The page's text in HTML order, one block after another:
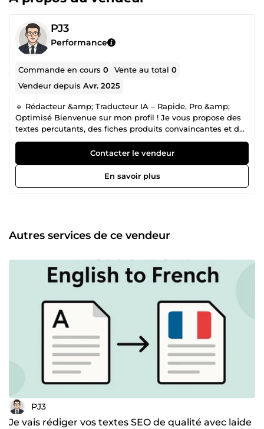
PJ3
Performance
Commande en cours0 Vente au total0
Vendeur depuisAvr. 2025
🔹 Rédacteur &amp; Traducteur IA – Rapide, Pro &amp;
Optimisé Bienvenue sur mon profil ! Je vous propose des
textes percutants, des fiches produits convaincantes et des
contenus optimisés SEO grâce à l’intelligence artificielle. ➡️
Livraison rapide, respect des délais et qualité garantie. 🎯
J’aide mes clients à booster leur visibilité et leurs ventes
avec des contenus uniques, clairs et adaptés à leurs
besoins. Mes atouts : ✅ Rédaction SEO ✅ Traduction
Contacter le vendeur
En savoir plus
Autres services de ce vendeur
PJ3
Je vais rédiger vos textes SEO de qualité avec laide